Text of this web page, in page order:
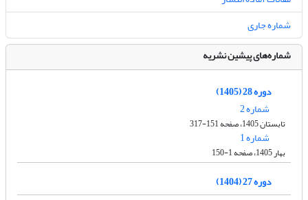
شماره جاری
شماره‌های پیشین نشریه
دوره 28 (1405)
شماره 2
تابستان 1405، صفحه 151-317
شماره 1
بهار 1405، صفحه 1-150
دوره 27 (1404)